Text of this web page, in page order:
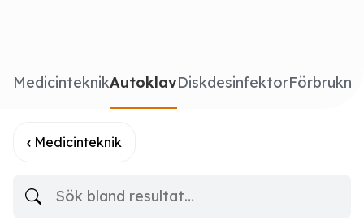
MedicinteknikAutoklavDiskdesinfektor
Medicinteknik